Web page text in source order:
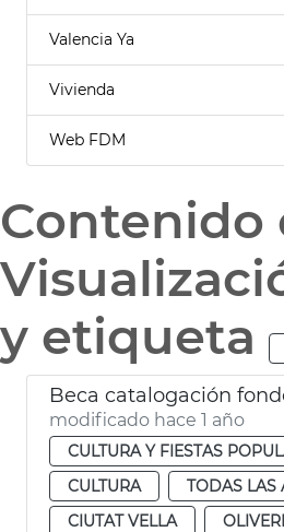
Valencia Ya
Vivienda
Web FDM
Contenido
y etiqueta
modificado hace 1 año
CULTURA Y FIESTAS
CULTURA
TODAS LAS
CIUTAT VELLA